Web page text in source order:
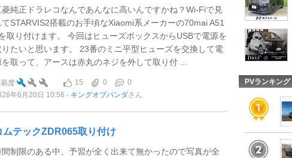
菱純正ドラレコなんであんなに高いんですかね？Wi-Fiで見
てSTARVIS2搭載のお手頃なXiaomi系メーカーの70mai A51
取り付けます。 今回はヒューズボックスからUSBで電源を
りたいと思います。 23番のミニ平型ヒューズを交換して電
を取って、アースは赤丸のネジを外して取り付 ...
度 15 0
0
年6月20日 10:56
キングオブパンダさん
ムテックZDR065取り付け
間制限のある中、予習が全く出来て無かったので写真が全
PVランキング